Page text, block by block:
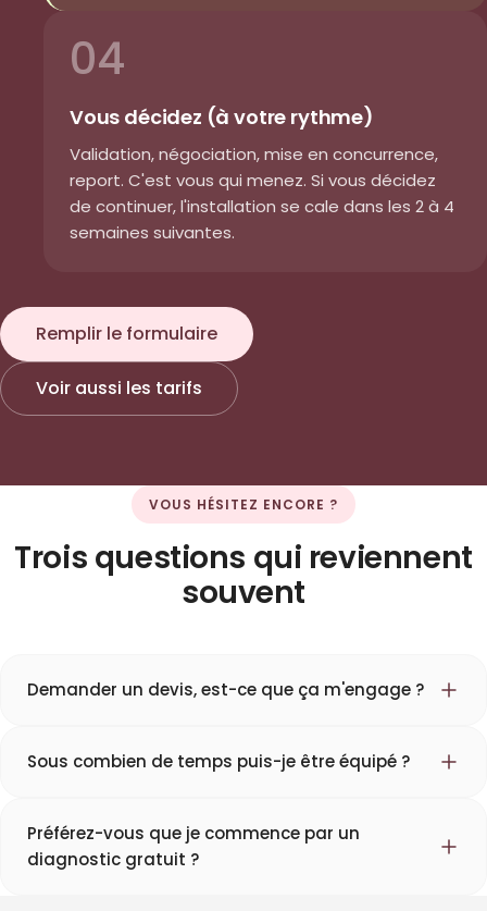
04
Vous décidez (à votre rythme)
Validation, négociation, mise en concurrence,
report. C'est vous qui menez. Si vous décidez
de continuer, l'installation se cale dans les 2 à 4
semaines suivantes.
Remplir le formulaire
Voir aussi les tarifs
VOUS HÉSITEZ ENCORE ?
Trois questions qui reviennent
souvent
Demander un devis, est-ce que ça m'engage ?
Sous combien de temps puis-je être équipé ?
Préférez-vous que je commence par un
diagnostic gratuit ?